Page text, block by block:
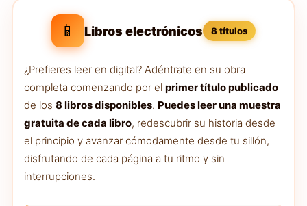
📱 Libros electrónicos 8 títulos
¿Prefieres leer en digital? Adéntrate en su obra
completa comenzando por el primer título publicado
de los 8 libros disponibles. Puedes leer una muestra
gratuita de cada libro, redescubrir su historia desde
el principio y avanzar cómodamente desde tu sillón,
disfrutando de cada página a tu ritmo y sin
interrupciones.